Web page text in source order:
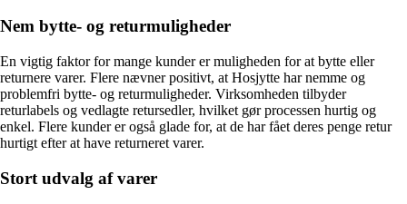
Nem bytte- og returmuligheder
En vigtig faktor for mange kunder er muligheden for at bytte eller
returnere varer. Flere nævner positivt, at Hosjytte har nemme og
problemfri bytte- og returmuligheder. Virksomheden tilbyder
returlabels og vedlagte retursedler, hvilket gør processen hurtig og
enkel. Flere kunder er også glade for, at de har fået deres penge retur
hurtigt efter at have returneret varer.
Stort udvalg af varer